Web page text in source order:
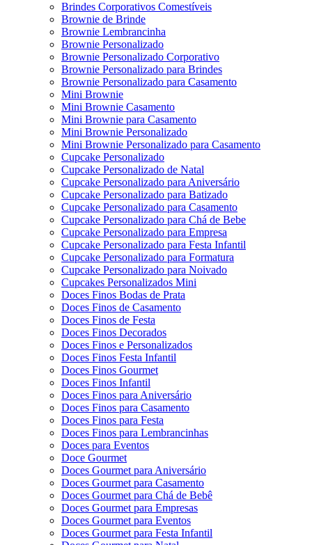
Brindes Corporativos Comestíveis
Brownie de Brinde
Brownie Lembrancinha
Brownie Personalizado
Brownie Personalizado Corporativo
Brownie Personalizado para Brindes
Brownie Personalizado para Casamento
Mini Brownie
Mini Brownie Casamento
Mini Brownie para Casamento
Mini Brownie Personalizado
Mini Brownie Personalizado para Casamento
Cupcake Personalizado
Cupcake Personalizado de Natal
Cupcake Personalizado para Aniversário
Cupcake Personalizado para Batizado
Cupcake Personalizado para Casamento
Cupcake Personalizado para Chá de Bebe
Cupcake Personalizado para Empresa
Cupcake Personalizado para Festa Infantil
Cupcake Personalizado para Formatura
Cupcake Personalizado para Noivado
Cupcakes Personalizados Mini
Doces Finos Bodas de Prata
Doces Finos de Casamento
Doces Finos de Festa
Doces Finos Decorados
Doces Finos e Personalizados
Doces Finos Festa Infantil
Doces Finos Gourmet
Doces Finos Infantil
Doces Finos para Aniversário
Doces Finos para Casamento
Doces Finos para Festa
Doces Finos para Lembrancinhas
Doces para Eventos
Doce Gourmet
Doces Gourmet para Aniversário
Doces Gourmet para Casamento
Doces Gourmet para Chá de Bebê
Doces Gourmet para Empresas
Doces Gourmet para Eventos
Doces Gourmet para Festa Infantil